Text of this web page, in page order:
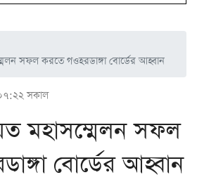
সফল করতে গওহরডাঙ্গা বোর্ডের আহ্বান
সকাল
মহাসম্মেলন সফল
বোর্ডের আহ্বান